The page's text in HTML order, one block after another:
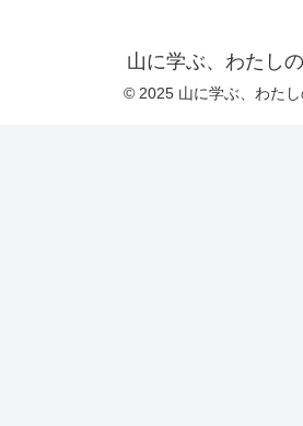
山に学ぶ、わたし
© 2025 山に学ぶ、わたし